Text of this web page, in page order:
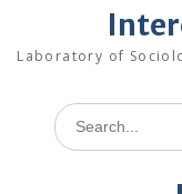
Laboratory of
Search
for: